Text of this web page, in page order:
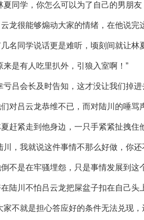
夏同学，你怎么可以为了自己的男朋
云龙很能够煽动大家的情绪，在他说完
名同学说话更是难听，顷刻间就让林
来是有人吃里扒外，引狼入室啊！”
亏吕会长及时告知，这才没让我们掉进
对吕云龙恭维不已，而对陆川的唾骂
赶紧走到他身边，一只手紧紧扯拽住
川，我就说这件事情不那么好做，你还
不是在牢骚埋怨，只是事情发展到这
陆川不怕吕云龙把屎盆子扣在自己头
家不就是担心答应好的条件无法兑现